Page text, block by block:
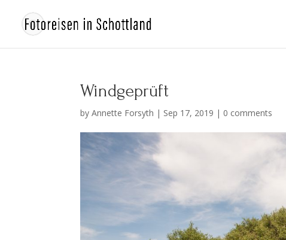
Windgeprüft
byAnnette Forsyth | Sep 17, 2019 | 0 comments